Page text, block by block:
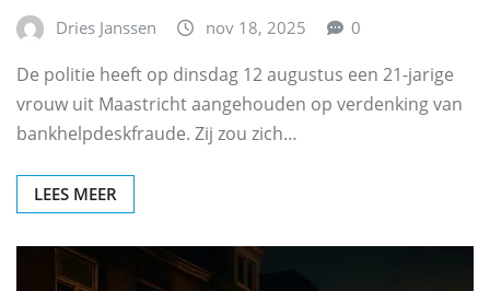
Dries Janssen nov 18, 2025 0
De politie heeft op dinsdag 12 augustus een 21-jarige
vrouw uit Maastricht aangehouden op verdenking van
bankhelpdeskfraude. Zij zou zich…
LEES MEER